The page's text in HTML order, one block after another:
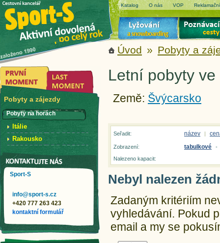
Katalog O nás VOP
Úvod » Pobyty a
Letní pobyty
Země: Švýcarsko
Seřadit: název |
Zobrazení: tabulkové
-
Nalezeno kapacit:
Nebyl nalezen
Zadaným kritériím
vyhledávání. Pokud
email a my se
Pobyty a zájezdy
Pobyty na horách
Itálie
Rakousko
Sport-S
info@sport-s.cz
+420 777 263 423
kontaktní formulář